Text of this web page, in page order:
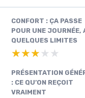
CONFORT : ÇA PASSE
POUR UNE JOURNÉE,
QUELQUES LIMITES
★★★★★
★★★★★
PRÉSENTATION
: CE QU’ON REÇOIT
VRAIMENT